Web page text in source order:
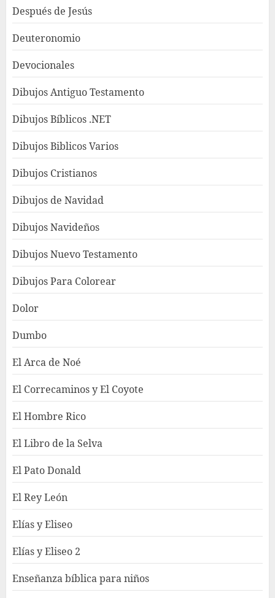
Después de Jesús
Deuteronomio
Devocionales
Dibujos Antiguo Testamento
Dibujos Bíblicos .NET
Dibujos Biblicos Varios
Dibujos Cristianos
Dibujos de Navidad
Dibujos Navideños
Dibujos Nuevo Testamento
Dibujos Para Colorear
Dolor
Dumbo
El Arca de Noé
El Correcaminos y El Coyote
El Hombre Rico
El Libro de la Selva
El Pato Donald
El Rey León
Elías y Eliseo
Elías y Eliseo 2
Enseñanza bíblica para niños